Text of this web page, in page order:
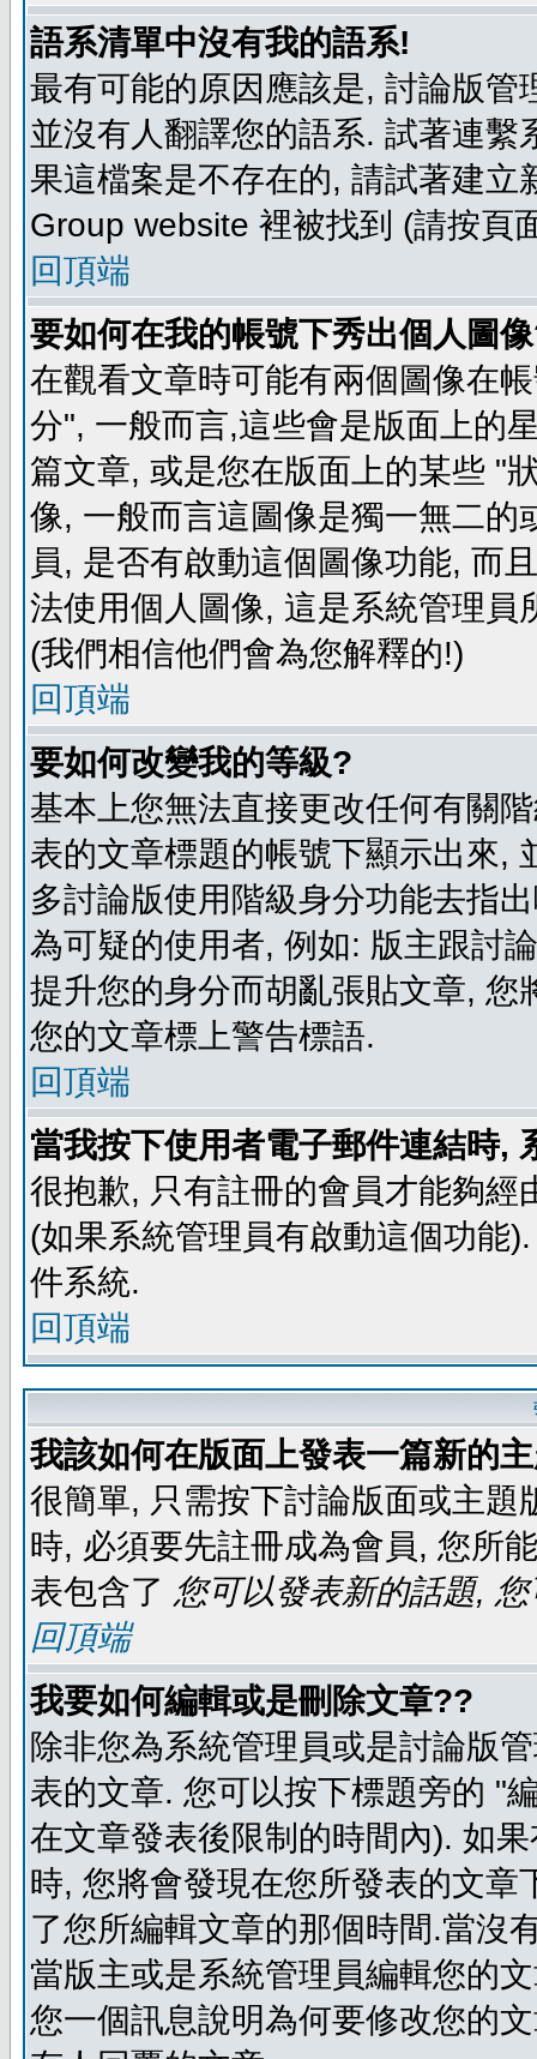
語系清單中沒有我的語系!
最有可能的原因應該是, 討論版
並沒有人翻譯您的語系. 試著連
果這檔案是不存在的, 請試著建
Group website 裡被找到 (請按頁
回頂端
要如何在我的帳號下秀出個人圖
在觀看文章時可能有兩個圖像在
分", 一般而言,這些會是版面上的
篇文章, 或是您在版面上的某些 "
像, 一般而言這圖像是獨一無二
員, 是否有啟動這個圖像功能, 而
法使用個人圖像, 這是系統管理
(我們相信他們會為您解釋的!)
回頂端
要如何改變我的等級?
基本上您無法直接更改任何有關
表的文章標題的帳號下顯示出來,
多討論版使用階級身分功能去指
為可疑的使用者, 例如: 版主跟討
提升您的身分而胡亂張貼文章,
您的文章標上警告標語.
回頂端
當我按下使用者電子郵件連結時,
很抱歉, 只有註冊的會員才能夠
(如果系統管理員有啟動這個功能
件系統.
回頂端
我該如何在版面上發表一篇新的
很簡單, 只需按下討論版面或主
時, 必須要先註冊成為會員, 您所
表包含了 您可以發表新的話題,
回頂端
我要如何編輯或是刪除文章??
除非您為系統管理員或是討論版
表的文章. 您可以按下標題旁的 "
在文章發表後限制的時間內). 如
時, 您將會發現在您所發表的文
了您所編輯文章的那個時間.當沒
當版主或是系統管理員編輯您的
您一個訊息說明為何要修改您的